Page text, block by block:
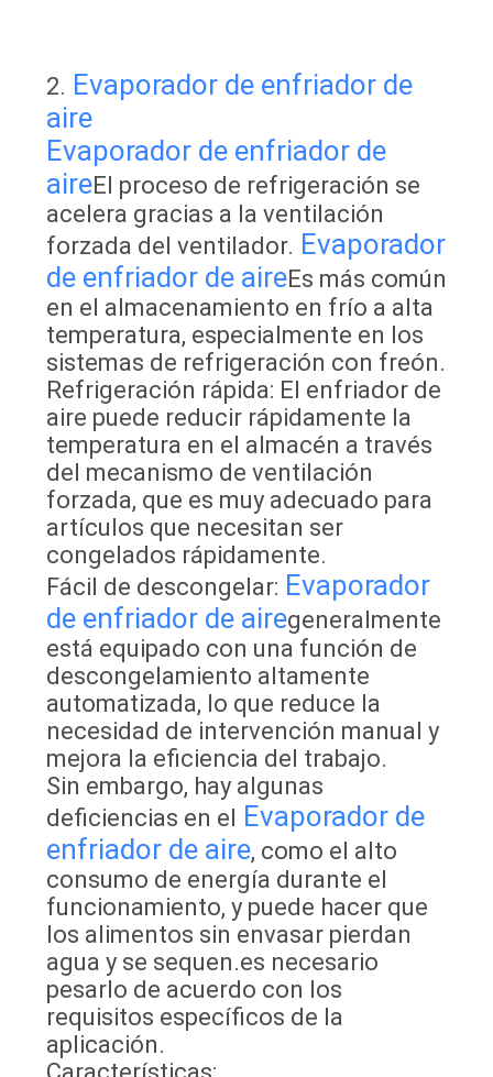
2. Evaporador de enfriador de
aire
Evaporador de enfriador de
aireEl proceso de refrigeración se
acelera gracias a la ventilación
forzada del ventilador. Evaporador
de enfriador de aireEs más común
en el almacenamiento en frío a alta
temperatura, especialmente en los
sistemas de refrigeración con freón.
Refrigeración rápida: El enfriador de
aire puede reducir rápidamente la
temperatura en el almacén a través
del mecanismo de ventilación
forzada, que es muy adecuado para
artículos que necesitan ser
congelados rápidamente.
Fácil de descongelar: Evaporador
de enfriador de airegeneralmente
está equipado con una función de
descongelamiento altamente
automatizada, lo que reduce la
necesidad de intervención manual y
mejora la eficiencia del trabajo.
Sin embargo, hay algunas
deficiencias en el Evaporador de
enfriador de aire, como el alto
consumo de energía durante el
funcionamiento, y puede hacer que
los alimentos sin envasar pierdan
agua y se sequen.es necesario
pesarlo de acuerdo con los
requisitos específicos de la
aplicación.